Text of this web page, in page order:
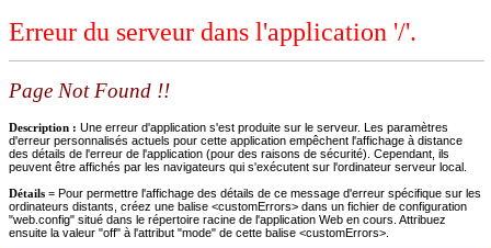
Erreur du serveur dans l'application '/'.
Page Not Found !!
Description : Une erreur d'application s'est produite sur le serveur. Les paramètres
d'erreur personnalisés actuels pour cette application empêchent l'affichage à distance
des détails de l'erreur de l'application (pour des raisons de sécurité). Cependant, ils
peuvent être affichés par les navigateurs qui s'exécutent sur l'ordinateur serveur local.
Détails = Pour permettre l'affichage des détails de ce message d'erreur spécifique sur les
ordinateurs distants, créez une balise <customErrors> dans un fichier de configuration
"web.config" situé dans le répertoire racine de l'application Web en cours. Attribuez
ensuite la valeur "off" à l'attribut "mode" de cette balise <customErrors>.